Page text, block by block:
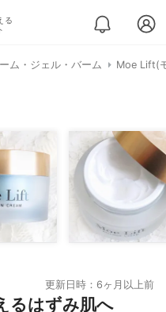
る
ム・ジェル・バーム Moe Lift(
更新日時：6ヶ月以上前
るはずみ肌へ